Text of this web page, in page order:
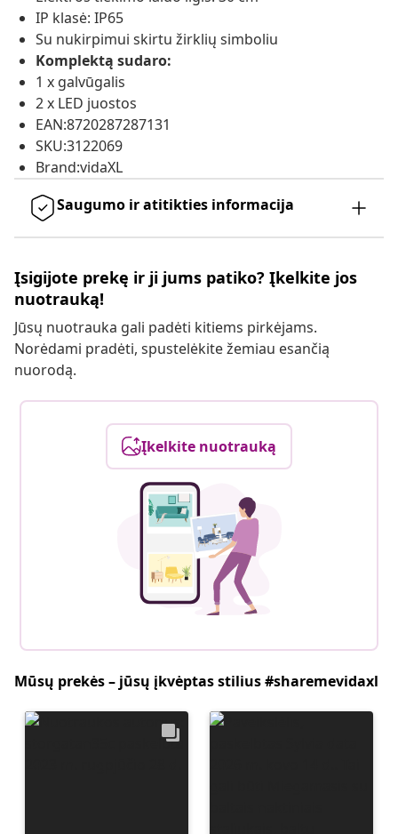
IP klasė: IP65
Su nukirpimui skirtu žirklių simboliu
Komplektą sudaro:
1 x galvūgalis
2 x LED juostos
EAN:8720287287131
SKU:3122069
Brand:vidaXL
Saugumo ir atitikties informacija
Įsigijote prekę ir ji jums patiko? Įkelkite jos
nuotrauką!
Jūsų nuotrauka gali padėti kitiems pirkėjams.
Norėdami pradėti, spustelėkite žemiau esančią
nuorodą.
Įkelkite nuotrauką
Mūsų prekės – jūsų įkvėptas stilius #sharemevidaxl